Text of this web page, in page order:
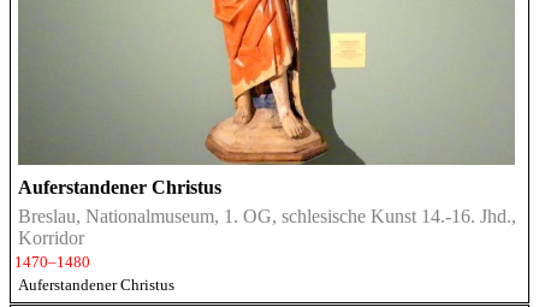
Auferstandener Christus
Breslau, Nationalmuseum, 1. OG, schlesische Kunst 14.-16. Jhd.,
Korridor
1470–1480
Auferstandener Christus